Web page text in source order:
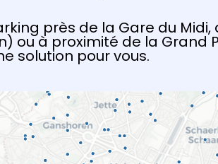
près de la Gare du Midi,
ou à proximité de la Grand
solution pour vous.